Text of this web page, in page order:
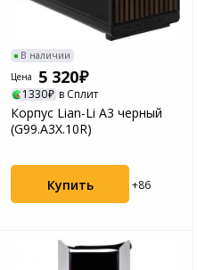
В наличии
Цена
5 320
1330 в Сплит
Корпус Lian-Li A3 черный
(G99.A3X.10R)
Купить +86
Игровые
Цифровые